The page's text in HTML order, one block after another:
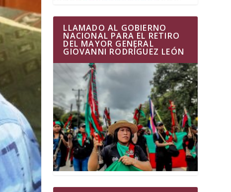
LLAMADO AL GOBIERNO
NACIONAL PARA EL RETIRO
DEL MAYOR GENERAL
GIOVANNI RODRÍGUEZ LEÓN